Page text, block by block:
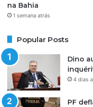
na Bahia
1 semana atrás
Popular Posts
Dino
4 dias
PF